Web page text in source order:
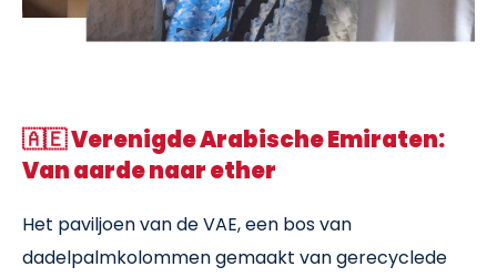
🇦🇪Verenigde Arabische Emiraten:
Van aarde naar ether
Het paviljoen van de VAE, een bos van
dadelpalmkolommen gemaakt van gerecyclede